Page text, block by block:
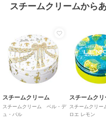
原産国 日本
スチームクリームから
スチームクリーム
スチームクリーム ベル・デ
ュ・バル
スチームクリ
スチームクリー
ロエ レモン